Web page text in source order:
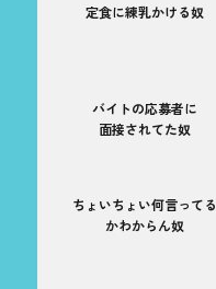
定食に練乳かける奴
バイトの応募者に
面接されてた奴
ちょいちょい何言ってる
かわからん奴